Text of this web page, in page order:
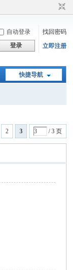
自动登录
找回密码
登录 立即注册
快捷导航
2 3 / 3 页